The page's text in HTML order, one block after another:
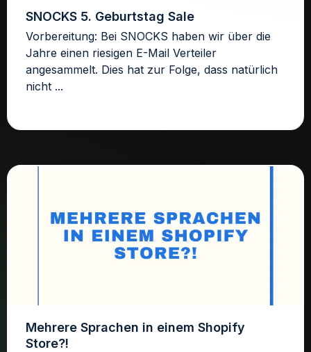
SNOCKS 5. Geburtstag Sale
Vorbereitung: Bei SNOCKS haben wir über die
Jahre einen riesigen E-Mail Verteiler
angesammelt. Dies hat zur Folge, dass natürlich
nicht ...
Mehrere Sprachen in einem Shopify
Store?!